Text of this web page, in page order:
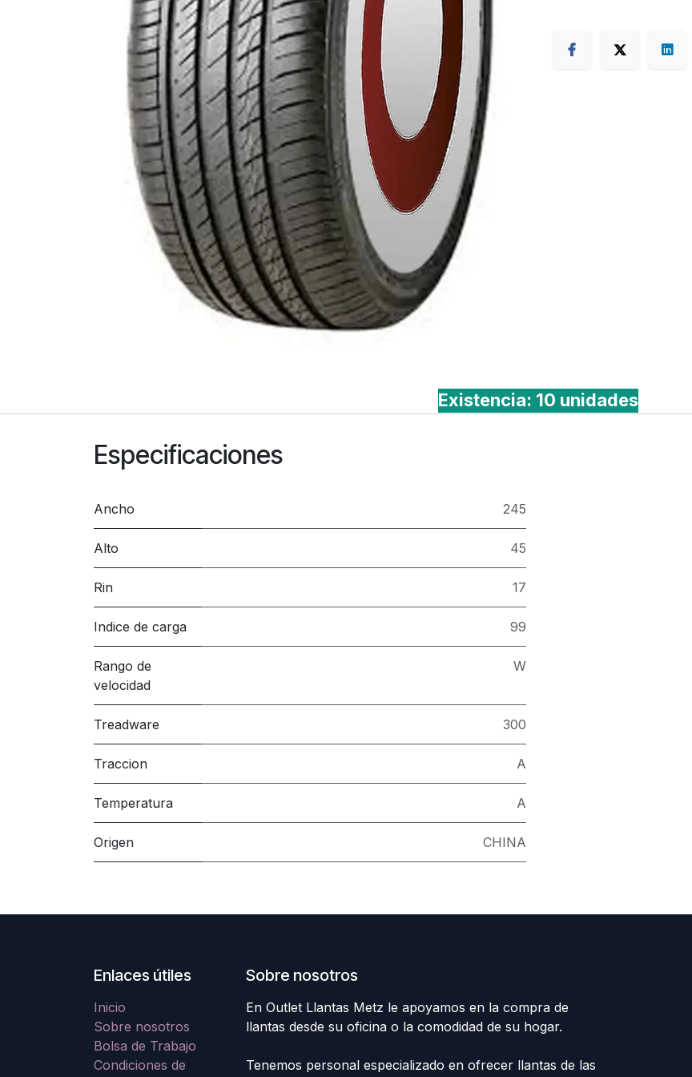
Existencia: 10 unidades
Especificaciones
Ancho 245
Alto 45
Rin 17
Indice de carga 99
Rango de
velocidad
W
Treadware 300
Traccion A
Temperatura A
Origen CHINA
Enlaces útiles
Inicio
Sobre nosotros
Bolsa de Trabajo
Condiciones de
Sobre nosotros
En Outlet Llantas Metz le apoyamos en la compra de
llantas desde su oficina o la comodidad de su hogar.
Tenemos personal especializado en ofrecer llantas de las